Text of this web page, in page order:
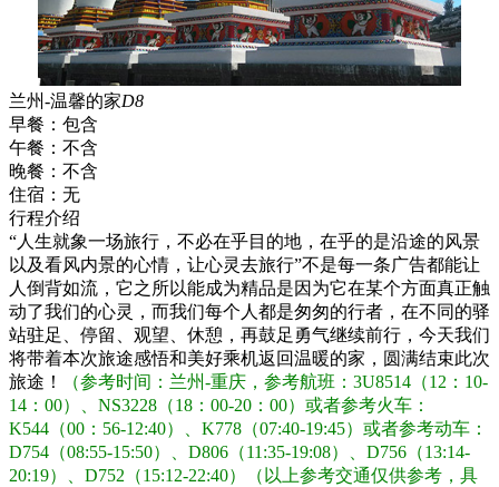
兰州-温馨的家D8
早餐： 包含
午餐： 不含
晚餐： 不含
住宿： 无
行程介绍
“人生就象一场旅行，不必在乎目的地，在乎的是沿途的风景
以及看风内景的心情，让心灵去旅行”不是每一条广告都能让
人倒背如流，它之所以能成为精品是因为它在某个方面真正触
动了我们的心灵，而我们每个人都是匆匆的行者，在不同的驿
站驻足、停留、观望、休憩，再鼓足勇气继续前行，今天我们
将带着本次旅途感悟和美好乘机返回温暖的家，圆满结束此次
旅途！
（参考时间：兰州-重庆，参考航班：3U8514（12：10-
14：00）、NS3228（18：00-20：00）或者参考火车：
K544（00：56-12:40）、K778（07:40-19:45）或者参考动车：
D754（08:55-15:50）、D806（11:35-19:08）、D756（13:14-
20:19）、D752（15:12-22:40）（以上参考交通仅供参考，具